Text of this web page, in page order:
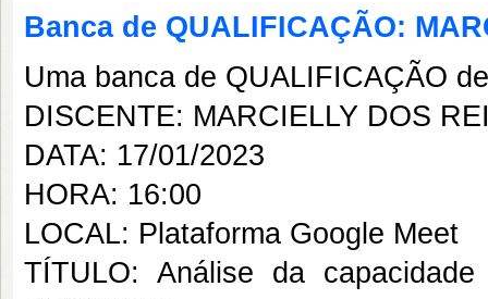
Banca de QUALIFICAÇÃO:
Uma banca de QUALIFICAÇÃO
DISCENTE: MARCIELLY DOS
DATA: 17/01/2023
HORA: 16:00
LOCAL: Plataforma Google Meet
TÍTULO: Análise da